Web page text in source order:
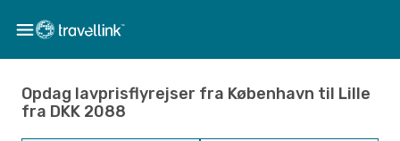
Opdag lavprisflyrejser fra København til Lille
fra DKK 2088